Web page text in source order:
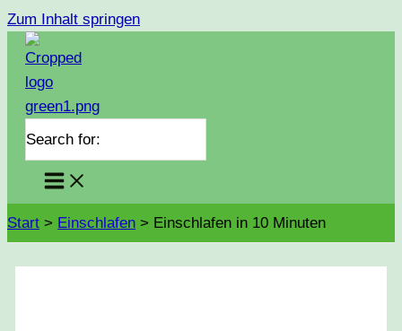
Zum Inhalt springen
Search for:
Start Einschlafen Einschlafen in 10 Minuten